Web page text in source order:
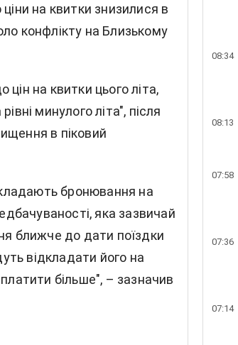
на квитки знизилися в
конфлікту на Близькому
на квитки цього літа,
минулого літа", після
в піковий
бронювання на
яка зазвичай
ближче до дати поїздки
відкладати його на
більше", – зазначив
08:34
08:13
07:58
07:36
07:14